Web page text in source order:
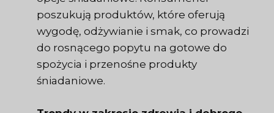
poszukują produktów, które oferują
wygodę, odżywianie i smak, co prowadzi
do rosnącego popytu na gotowe do
spożycia i przenośne produkty
śniadaniowe.